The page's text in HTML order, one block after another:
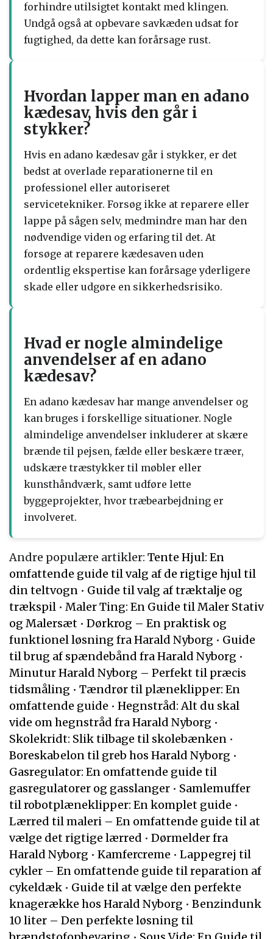
forhindre utilsigtet kontakt med klingen.
Undgå også at opbevare savkæden udsat for
fugtighed, da dette kan forårsage rust.
Hvordan lapper man en adano
kædesav, hvis den går i
stykker?
Hvis en adano kædesav går i stykker, er det
bedst at overlade reparationerne til en
professionel eller autoriseret
servicetekniker. Forsøg ikke at reparere eller
lappe på sågen selv, medmindre man har den
nødvendige viden og erfaring til det. At
forsøge at reparere kædesaven uden
ordentlig ekspertise kan forårsage yderligere
skade eller udgøre en sikkerhedsrisiko.
Hvad er nogle almindelige
anvendelser af en adano
kædesav?
En adano kædesav har mange anvendelser og
kan bruges i forskellige situationer. Nogle
almindelige anvendelser inkluderer at skære
brænde til pejsen, fælde eller beskære træer,
udskære træstykker til møbler eller
kunsthåndværk, samt udføre lette
byggeprojekter, hvor træbearbejdning er
involveret.
Andre populære artikler: Tente Hjul: En
omfattende guide til valg af de rigtige hjul til
din teltvogn • Guide til valg af træktalje og
trækspil • Maler Ting: En Guide til Maler Stativ
og Malersæt • Dørkrog – En praktisk og
funktionel løsning fra Harald Nyborg • Guide
til brug af spændebånd fra Harald Nyborg •
Minutur Harald Nyborg – Perfekt til præcis
tidsmåling • Tændrør til plæneklipper: En
omfattende guide • Hegnstråd: Alt du skal
vide om hegnstråd fra Harald Nyborg •
Skolekridt: Slik tilbage til skolebænken •
Boreskabelon til greb hos Harald Nyborg •
Gasregulator: En omfattende guide til
gasregulatorer og gasslanger • Samlemuffer
til robotplæneklipper: En komplet guide •
Lærred til maleri – En omfattende guide til at
vælge det rigtige lærred • Dørmelder fra
Harald Nyborg • Kamfercreme • Lappegrej til
cykler – En omfattende guide til reparation af
cykeldæk • Guide til at vælge den perfekte
knagerække hos Harald Nyborg • Benzindunk
10 liter – Den perfekte løsning til